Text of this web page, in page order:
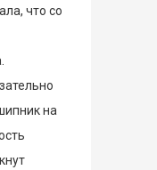
что со
на